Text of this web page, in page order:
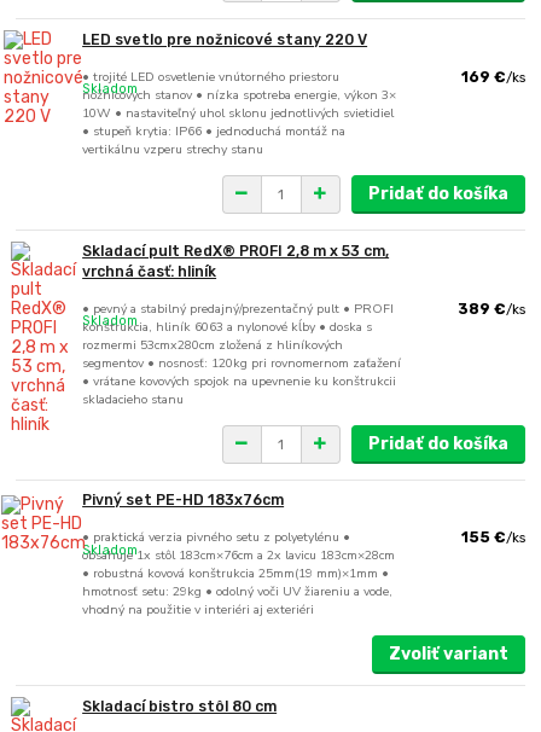
LED svetlo pre nožnicové stany 220 V
• trojité LED osvetlenie vnútorného priestoru
nožnicových stanov • nízka spotreba energie, výkon 3×
10W • nastaviteľný uhol sklonu jednotlivých svietidiel
• stupeň krytia: IP66 • jednoduchá montáž na
vertikálnu vzperu strechy stanu
169 €/ks
Skladom
Pridať do košíka
Skladací pult RedX® PROFI 2,8 m x 53 cm,
vrchná časť: hliník
• pevný a stabilný predajný/prezentačný pult • PROFI
konštrukcia, hliník 6063 a nylonové kĺby • doska s
rozmermi 53cmx280cm zložená z hliníkových
segmentov • nosnosť: 120kg pri rovnomernom zaťažení
• vrátane kovových spojok na upevnenie ku konštrukcii
skladacieho stanu
389 €/ks
Skladom
Pridať do košíka
Pivný set PE-HD 183x76cm
• praktická verzia pivného setu z polyetylénu •
obsahuje 1x stôl 183cm×76cm a 2x lavicu 183cm×28cm
• robustná kovová konštrukcia 25mm(19 mm)×1mm •
hmotnosť setu: 29kg • odolný voči UV žiareniu a vode,
vhodný na použitie v interiéri aj exteriéri
155 €/ks
Skladom
Zvoliť variant
Skladací bistro stôl 80 cm